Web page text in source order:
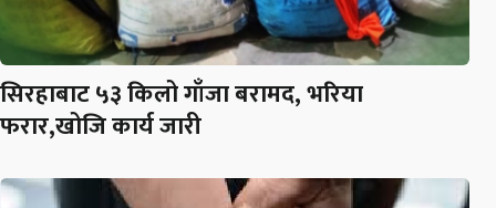
सिरहाबाट ५३ किलो गाँजा बरामद, भरिया
फरार,खोजि कार्य जारी